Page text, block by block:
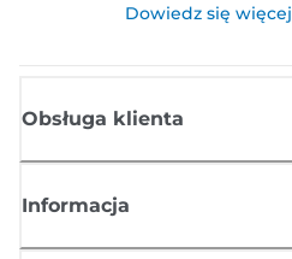
Dowiedz się więcej
Obsługa klienta
Informacja